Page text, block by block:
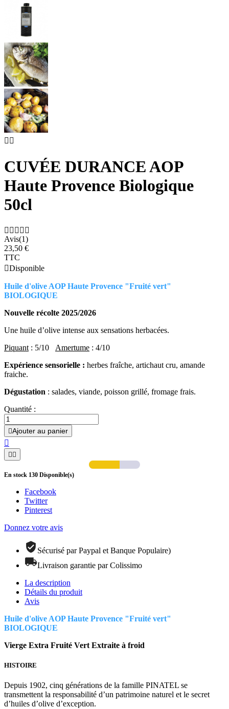
 
CUVÉE DURANCE AOP
Haute Provence Biologique
50cl
    
Avis(1)
23,50 €
TTC
Disponible
Huile d'olive AOP Haute Provence "Fruité vert"
BIOLOGIQUE
Nouvelle récolte 2025/2026
Une huile d’olive intense aux sensations herbacées.
Piquant : 5/10 Amertume : 4/10
Expérience sensorielle : herbes fraîche, artichaut cru, amande
fraiche.
Dégustation : salades, viande, poisson grillé, fromage frais.
Quantité :
Ajouter au panier


En stock 130 Disponible(s)
Facebook
Twitter
Pinterest
Donnez votre avis
Sécurisé par Paypal et Banque Populaire)
Livraison garantie par Colissimo
La description
Détails du produit
Avis
Huile d'olive AOP Haute Provence "Fruité vert"
BIOLOGIQUE
Vierge Extra Fruité Vert Extraite à froid
HISTOIRE
Depuis 1902, cinq générations de la famille PINATEL se
transmettent la responsabilité d’un patrimoine naturel et le secret
d’huiles d’olive d’exception.